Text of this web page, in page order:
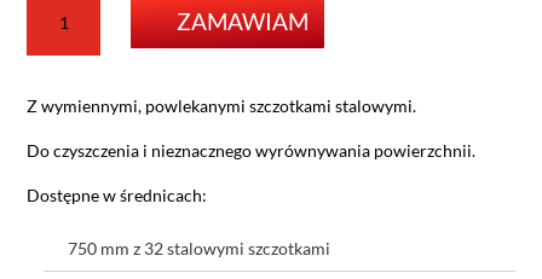
Stalowa
szczotka
ZAMAWIAM
Z wymiennymi, powlekanymi szczotkami stalowymi.
Do czyszczenia i nieznacznego wyrównywania powierzchnii.
Dostępne w średnicach:
750 mm z 32 stalowymi szczotkami